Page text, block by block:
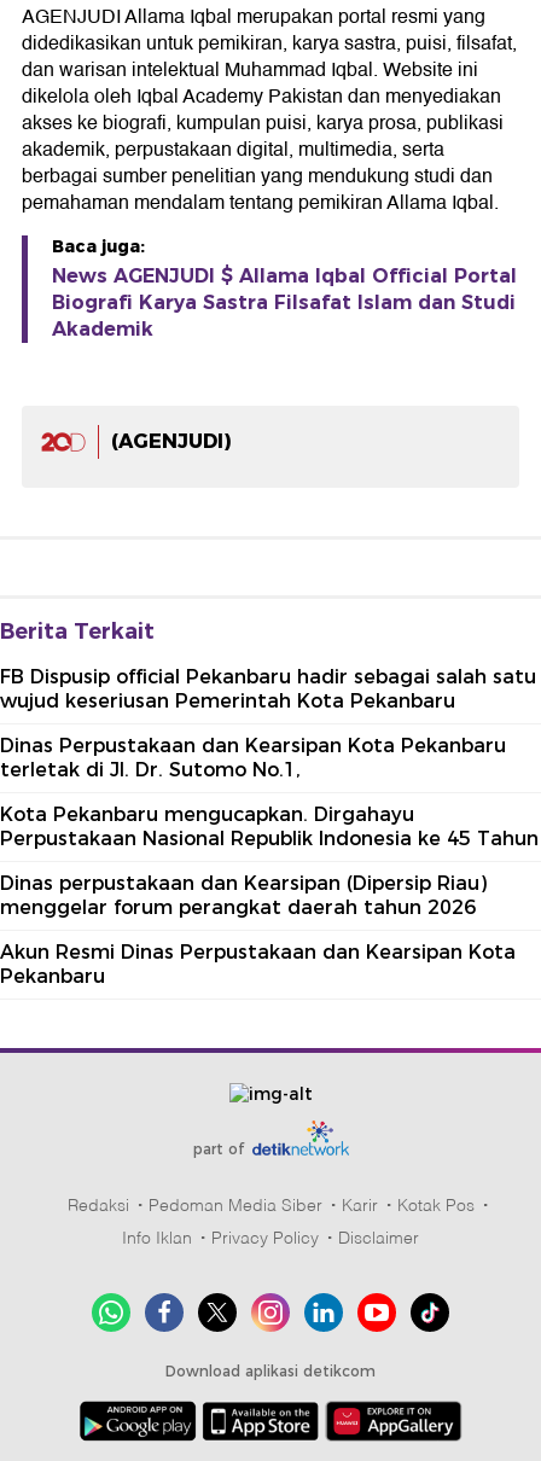
AGENJUDI Allama Iqbal merupakan portal resmi yang
didedikasikan untuk pemikiran, karya sastra, puisi, filsafat,
dan warisan intelektual Muhammad Iqbal. Website ini
dikelola oleh Iqbal Academy Pakistan dan menyediakan
akses ke biografi, kumpulan puisi, karya prosa, publikasi
akademik, perpustakaan digital, multimedia, serta
berbagai sumber penelitian yang mendukung studi dan
pemahaman mendalam tentang pemikiran Allama Iqbal.
Baca juga:
News AGENJUDI $ Allama Iqbal Official Portal
Biografi Karya Sastra Filsafat Islam dan Studi
Akademik
(AGENJUDI)
Berita Terkait
FB Dispusip official Pekanbaru hadir sebagai salah satu
wujud keseriusan Pemerintah Kota Pekanbaru
Dinas Perpustakaan dan Kearsipan Kota Pekanbaru
terletak di Jl. Dr. Sutomo No.1,
Kota Pekanbaru mengucapkan. Dirgahayu
Perpustakaan Nasional Republik Indonesia ke 45 Tahun
Dinas perpustakaan dan Kearsipan (Dipersip Riau)
menggelar forum perangkat daerah tahun 2026
Akun Resmi Dinas Perpustakaan dan Kearsipan Kota
Pekanbaru
part of
Redaksi Pedoman Media Siber Karir
Kotak Pos
Info Iklan
Privacy Policy Disclaimer
Download aplikasi detikcom